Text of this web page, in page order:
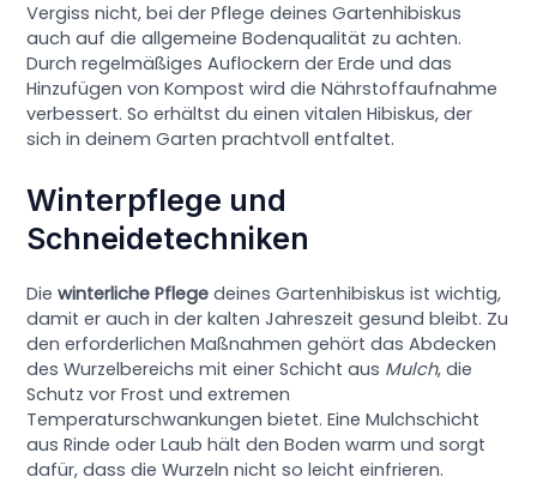
Vergiss nicht, bei der Pflege deines Gartenhibiskus
auch auf die allgemeine Bodenqualität zu achten.
Durch regelmäßiges Auflockern der Erde und das
Hinzufügen von Kompost wird die Nährstoffaufnahme
verbessert. So erhältst du einen vitalen Hibiskus, der
sich in deinem Garten prachtvoll entfaltet.
Winterpflege und
Schneidetechniken
Diewinterliche Pflege deines Gartenhibiskus ist wichtig,
damit er auch in der kalten Jahreszeit gesund bleibt. Zu
den erforderlichen Maßnahmen gehört das Abdecken
des Wurzelbereichs mit einer Schicht aus Mulch, die
Schutz vor Frost und extremen
Temperaturschwankungen bietet. Eine Mulchschicht
aus Rinde oder Laub hält den Boden warm und sorgt
dafür, dass die Wurzeln nicht so leicht einfrieren.